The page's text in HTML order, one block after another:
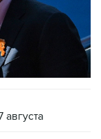
августа